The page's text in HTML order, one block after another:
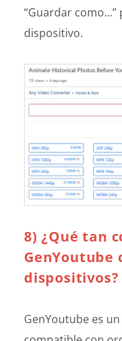
“Guardar como…”
dispositivo.
8) ¿Qué tan
GenYoutube
dispositivos?
GenYoutube es